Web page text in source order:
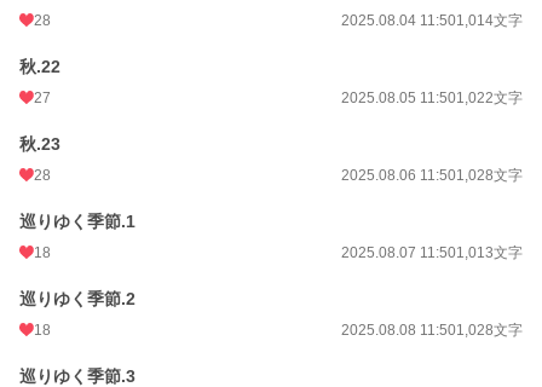
28 2025.08.04 11:501,014文字
秋.22
27 2025.08.05 11:501,022文字
秋.23
28 2025.08.06 11:501,028文字
巡りゆく季節.1
18 2025.08.07 11:501,013文字
巡りゆく季節.2
18 2025.08.08 11:501,028文字
巡りゆく季節.3